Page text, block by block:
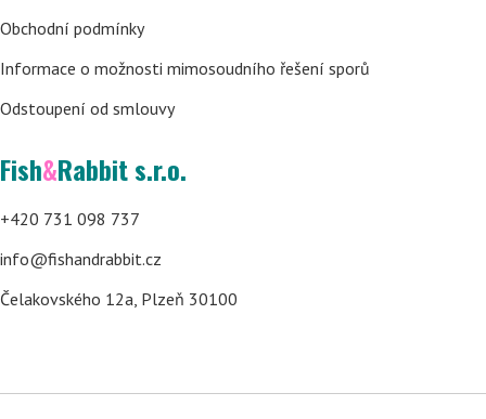
Obchodní podmínky
Informace o možnosti mimosoudního řešení sporů
Odstoupení od smlouvy
Fish&Rabbit s.r.o.
+420 731 098 737
info@fishandrabbit.cz
Čelakovského 12a, Plzeň 30100